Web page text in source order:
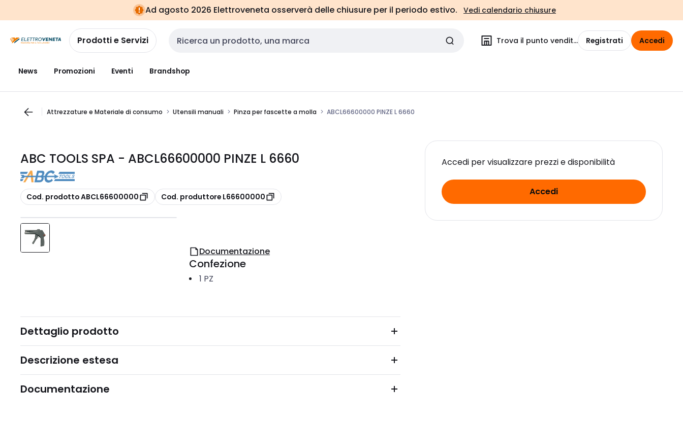
navigazionealla
pagina
Ad agosto 2026 Elettroveneta osserverà delle chiusure per il periodo estivo. Vedi calendario chiusure
Prodotti e Servizi Cerca input Trova il punto vendita Registrati Accedi
News Promozioni Eventi Brandshop
Attrezzature e Materiale di consumo Utensili manuali Pinza per fascette a molla ABCL66600000 PINZE L 6660
ABC TOOLS SPA - ABCL66600000 PINZE L 6660
copia
Cod. prodotto ABCL66600000 copia
Cod. produttore L66600000
Accedi per visualizzare prezzi e disponibilità
Accedi
Documentazione
Confezione
1 PZ
Dettaglio prodotto
Descrizione estesa
Documentazione